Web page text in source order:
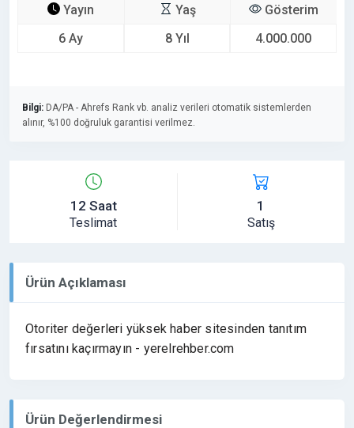
Yayın
6 Ay
Yaş
8 Yıl
Gösterim
4.000.000
Bilgi: DA/PA - Ahrefs Rank vb. analiz verileri otomatik sistemlerden
alınır, %100 doğruluk garantisi verilmez.
12 Saat
Teslimat
1
Satış
Ürün Açıklaması
Otoriter değerleri yüksek haber sitesinden tanıtım
fırsatını kaçırmayın - yerelrehber.com
Ürün Değerlendirmesi